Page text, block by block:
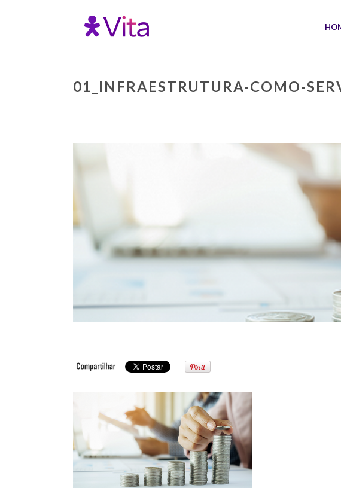
01_INFRAESTRUTURA-COMO-